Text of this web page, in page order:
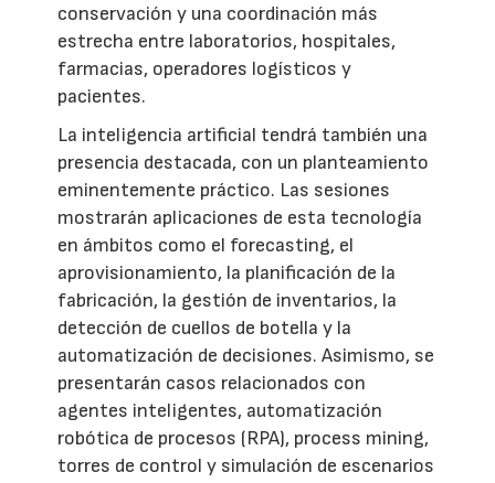
conservación y una coordinación más
estrecha entre laboratorios, hospitales,
farmacias, operadores logísticos y
pacientes.
La inteligencia artificial tendrá también una
presencia destacada, con un planteamiento
eminentemente práctico. Las sesiones
mostrarán aplicaciones de esta tecnología
en ámbitos como el forecasting, el
aprovisionamiento, la planificación de la
fabricación, la gestión de inventarios, la
detección de cuellos de botella y la
automatización de decisiones. Asimismo, se
presentarán casos relacionados con
agentes inteligentes, automatización
robótica de procesos (RPA), process mining,
torres de control y simulación de escenarios